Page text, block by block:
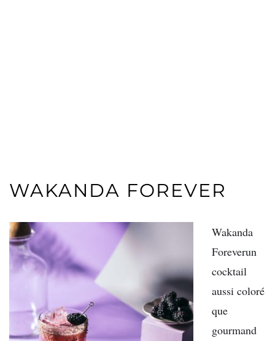
WAKANDA FOREVER
Wakanda
Foreverun
cocktail
aussi coloré
que
gourmand